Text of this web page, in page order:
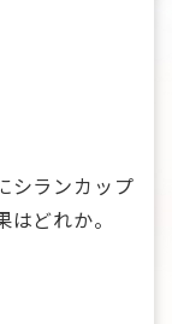
シランカップ
どれか。